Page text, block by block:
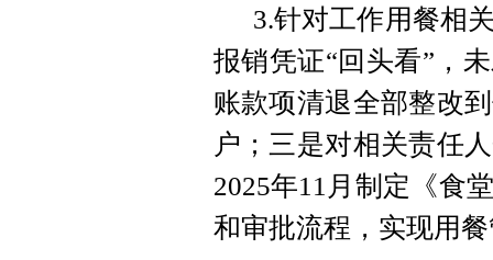
3.针对工作用餐相
报销凭证“回头看”，
账款项清退全部整改
户；三是对相关责任
2025年11月制定《食
和审批流程，实现用